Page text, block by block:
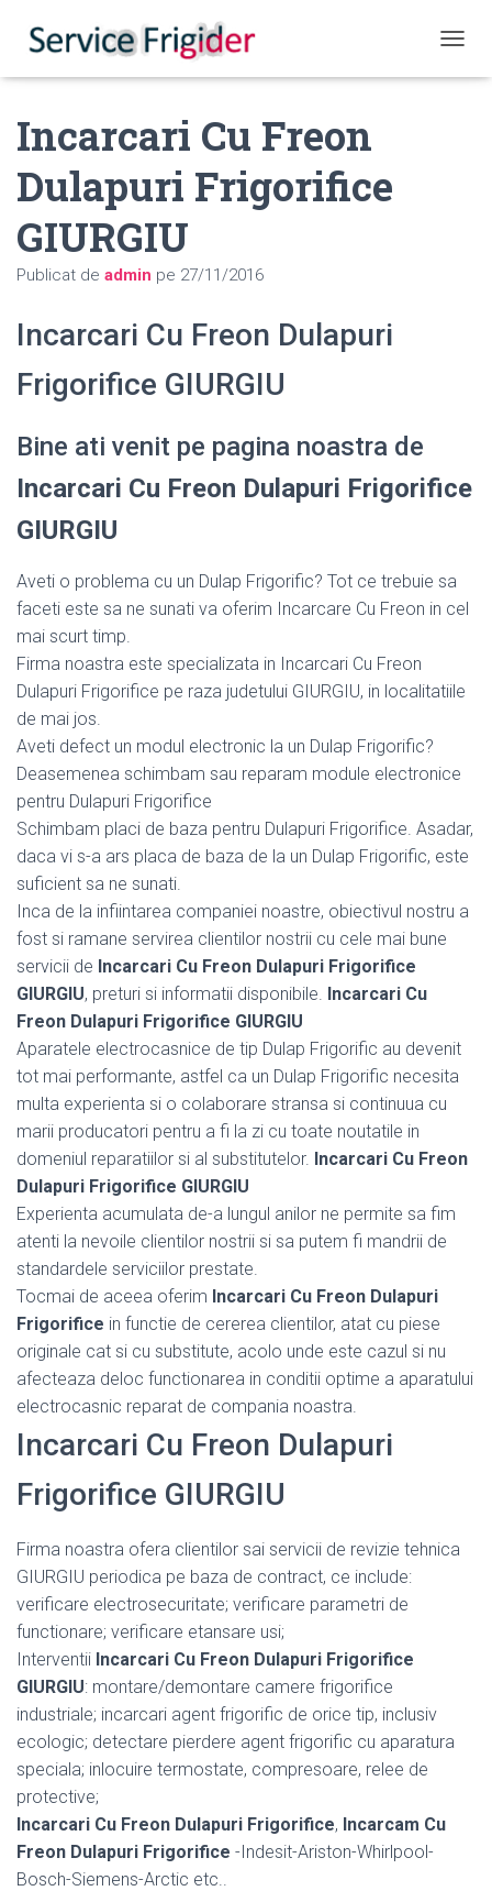
Incarcari Cu Freon
Dulapuri Frigorifice
GIURGIU
Publicat de admin pe 27/11/2016
Incarcari Cu Freon Dulapuri
Frigorifice GIURGIU
Bine ati venit pe pagina noastra de
Incarcari Cu Freon Dulapuri Frigorifice
GIURGIU
Aveti o problema cu un Dulap Frigorific? Tot ce trebuie sa
faceti este sa ne sunati va oferim Incarcare Cu Freon in cel
mai scurt timp.
Firma noastra este specializata in Incarcari Cu Freon
Dulapuri Frigorifice pe raza judetului GIURGIU, in localitatiile
de mai jos.
Aveti defect un modul electronic la un Dulap Frigorific?
Deasemenea schimbam sau reparam module electronice
pentru Dulapuri Frigorifice
Schimbam placi de baza pentru Dulapuri Frigorifice. Asadar,
daca vi s-a ars placa de baza de la un Dulap Frigorific, este
suficient sa ne sunati.
Inca de la infiintarea companiei noastre, obiectivul nostru a
fost si ramane servirea clientilor nostrii cu cele mai bune
servicii de Incarcari Cu Freon Dulapuri Frigorifice
GIURGIU, preturi si informatii disponibile. Incarcari Cu
Freon Dulapuri Frigorifice GIURGIU
Aparatele electrocasnice de tip Dulap Frigorific au devenit
tot mai performante, astfel ca un Dulap Frigorific necesita
multa experienta si o colaborare stransa si continuua cu
marii producatori pentru a fi la zi cu toate noutatile in
domeniul reparatiilor si al substitutelor. Incarcari Cu Freon
Dulapuri Frigorifice GIURGIU
Experienta acumulata de-a lungul anilor ne permite sa fim
atenti la nevoile clientilor nostrii si sa putem fi mandrii de
standardele serviciilor prestate.
Tocmai de aceea oferim Incarcari Cu Freon Dulapuri
Frigorifice in functie de cererea clientilor, atat cu piese
originale cat si cu substitute, acolo unde este cazul si nu
afecteaza deloc functionarea in conditii optime a aparatului
electrocasnic reparat de compania noastra.
Incarcari Cu Freon Dulapuri
Frigorifice GIURGIU
Firma noastra ofera clientilor sai servicii de revizie tehnica
GIURGIU periodica pe baza de contract, ce include:
verificare electrosecuritate; verificare parametri de
functionare; verificare etansare usi;
Interventii Incarcari Cu Freon Dulapuri Frigorifice
GIURGIU: montare/demontare camere frigorifice
industriale; incarcari agent frigorific de orice tip, inclusiv
ecologic; detectare pierdere agent frigorific cu aparatura
speciala; inlocuire termostate, compresoare, relee de
protective;
Incarcari Cu Freon Dulapuri Frigorifice, Incarcam Cu
Freon Dulapuri Frigorifice -Indesit-Ariston-Whirlpool-
Bosch-Siemens-Arctic etc..